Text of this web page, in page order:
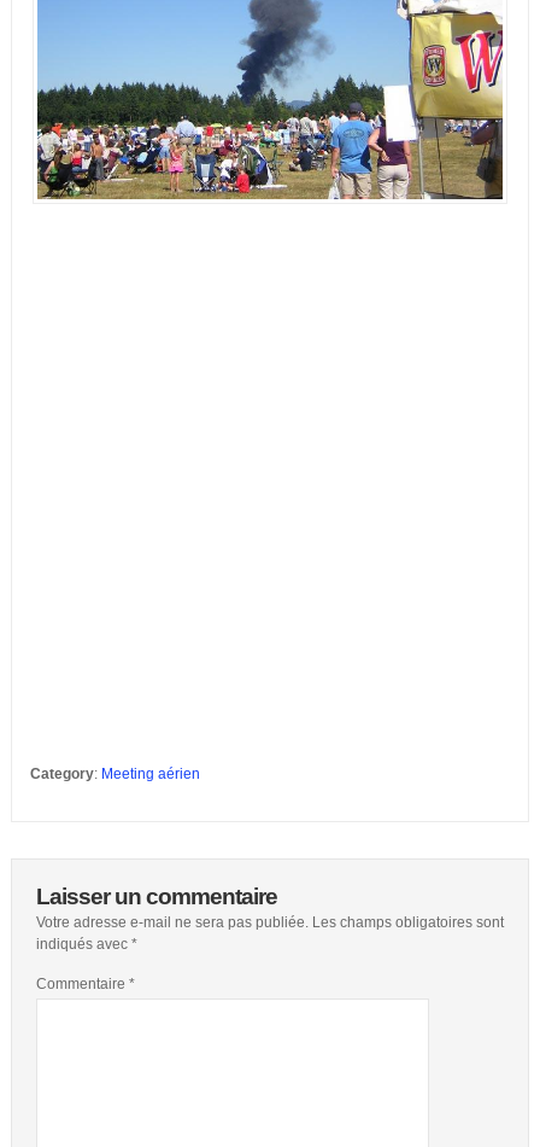
Category: Meeting aérien
Laisser un commentaire
Votre adresse e-mail ne sera pas publiée. Les champs obligatoires sont
indiqués avec *
Commentaire *